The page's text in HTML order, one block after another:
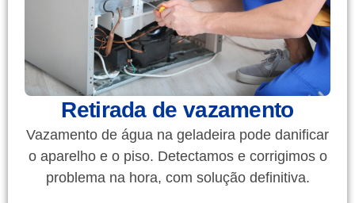
Retirada de vazamento
Vazamento de água na geladeira pode danificar
o aparelho e o piso. Detectamos e corrigimos o
problema na hora, com solução definitiva.